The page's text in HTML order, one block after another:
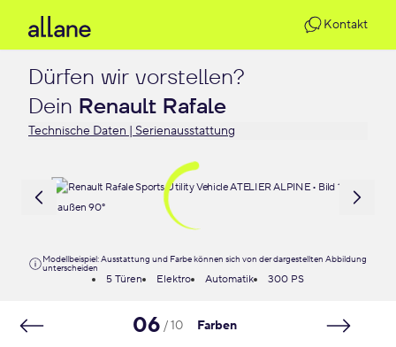
Kontakt
Dürfen wir vorstellen?
Dein Renault Rafale
Technische Daten | Serienausstattung
Modellbeispiel: Ausstattung und Farbe können sich von der dargestellten Abbildung
unterscheiden
5 Türen Elektro Automatik 300 PS
06 / 10 Farben